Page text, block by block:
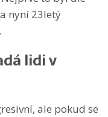
nyní 23letý
lidi v
ale pokud se